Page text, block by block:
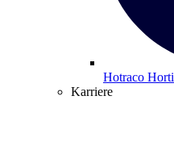
Hotraco Horti
Karriere